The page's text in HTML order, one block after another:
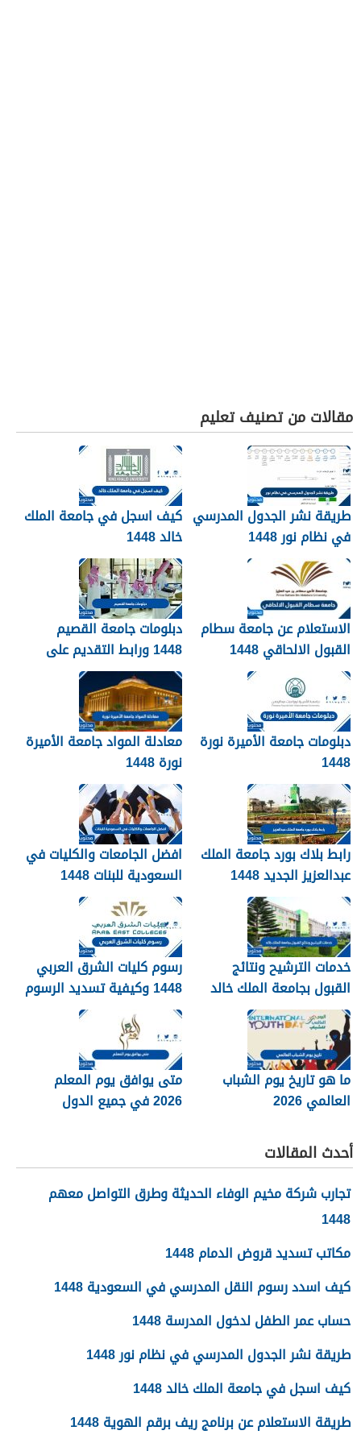
مقالات من تصنيف تعليم
طريقة نشر الجدول المدرسي
في نظام نور 1448
كيف اسجل في جامعة الملك
خالد 1448
الاستعلام عن جامعة سطام
القبول الالحاقي 1448
دبلومات جامعة القصيم
1448 ورابط التقديم على
دبلومات جامعة القصيم
qudcss.com
دبلومات جامعة الأميرة نورة
1448
معادلة المواد جامعة الأميرة
نورة 1448
رابط بلاك بورد جامعة الملك
عبدالعزيز الجديد 1448
blackboard kau
افضل الجامعات والكليات في
السعودية للبنات 1448
خدمات الترشيح ونتائج
القبول بجامعة الملك خالد
1448
رسوم كليات الشرق العربي
1448 وكيفية تسديد الرسوم
ما هو تاريخ يوم الشباب
العالمي 2026
متى يوافق يوم المعلم
2026 في جميع الدول
أحدث المقالات
تجارب شركة مخيم الوفاء الحديثة وطرق التواصل معهم
1448
مكاتب تسديد قروض الدمام 1448
كيف اسدد رسوم النقل المدرسي في السعودية 1448
حساب عمر الطفل لدخول المدرسة 1448
طريقة نشر الجدول المدرسي في نظام نور 1448
كيف اسجل في جامعة الملك خالد 1448
طريقة الاستعلام عن برنامج ريف برقم الهوية 1448